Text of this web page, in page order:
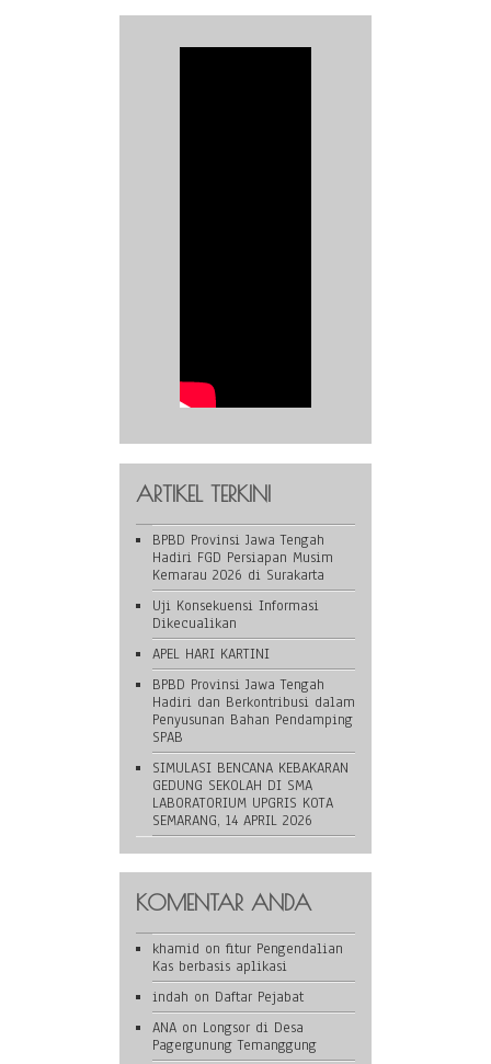
ARTIKEL TERKINI
BPBD Provinsi Jawa Tengah
Hadiri FGD Persiapan Musim
Kemarau 2026 di Surakarta
Uji Konsekuensi Informasi
Dikecualikan
APEL HARI KARTINI
BPBD Provinsi Jawa Tengah
Hadiri dan Berkontribusi dalam
Penyusunan Bahan Pendamping
SPAB
SIMULASI BENCANA KEBAKARAN
GEDUNG SEKOLAH DI SMA
LABORATORIUM UPGRIS KOTA
SEMARANG, 14 APRIL 2026
KOMENTAR ANDA
khamid on fitur Pengendalian
Kas berbasis aplikasi
indah on Daftar Pejabat
ANA on Longsor di Desa
Pagergunung Temanggung